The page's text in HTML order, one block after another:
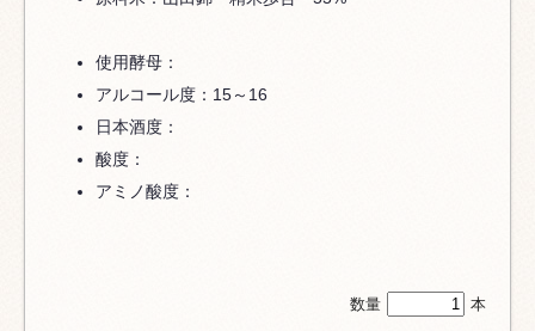
使用酵母：
アルコール度：15～16
日本酒度：
酸度：
アミノ酸度：
数量 本